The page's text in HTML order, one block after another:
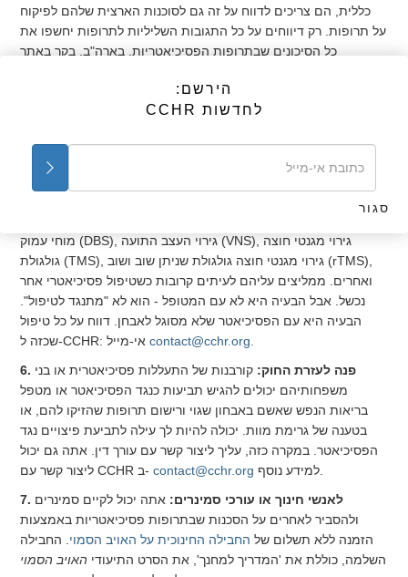
כללית, הם צריכים לדווח על זה גם לסוכנות הארצית שלהם לפיקוח
על תרופות. רק דיווחים על כל התגובות השליליות לתרופות יחשפו את
כל הסיכונים שבתרופות הפסיכיאטריות. בארה"ב, בקר באתר
cchrint.org/psychdrugdangersלקבלת מידע נוסף על תרופות
5. דווח על נזקים או ניסויים פסיכיאטריים:אל תסכים להשתתף
בניסוי פסיכיאטרי כלשהו מאחר ואלה לעתים קרובות יכולים לגרום
מוחי עמוק (DBS), גירוי העצב התועה (VNS), גירוי מגנטי חוצה
גולגולת (TMS), גירוי מגנטי חוצה גולגולת שניתן שוב ושוב (rTMS),
ואחרים. ממליצים עליהם לעיתים קרובות כשטיפול פסיכיאטרי אחר
נכשל. אבל הבעיה היא לא עם המטופל - הוא לא "מתנגד לטיפול".
הבעיה היא עם הפסיכיאטר שלא מסוגל לאבחן. דווח על כל טיפול
שכזה ל-CCHR: אי-מיילcontact@cchr.org.
6. פנה לעזרת החוק: קורבנות של התעללות פסיכיאטרית או בני
משפחותיהם יכולים להגיש תביעות כנגד הפסיכיאטר או מטפל
בריאות הנפש שאשם באבחון שגוי ורישום תרופות שהזיקו להם, או
בטענה של גרימת מוות. יכולה להיות לך עילה לתביעת פיצויים נגד
הפסיכיאטר. במקרה כזה, עליך ליצור קשר עם עורך דין. אתה גם יכול
ליצור קשר עם CCHR ב-contact@cchr.org
למידע נוסף.
7. לאנשי חינוך או עורכי סמינרים: אתה יכול לקיים סמינרים
ולהסביר לאחרים על הסכנות שבתרופות פסיכיאטריות באמצעות
הזמנה ללא תשלום של החבילה החינוכית על האויב הסמוי. החבילה
השלמה, כוללת את 'המדריך למחנך', את הסרט התיעודי האויב הסמוי
הירשם:
לחדשות CCHR
סגור